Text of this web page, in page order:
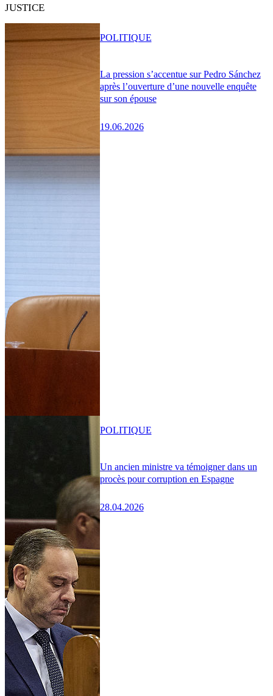
JUSTICE
La pression s’accentue sur Pedro Sánchez
après l’ouverture d’une nouvelle enquête
sur son épouse
19.06.2026
POLITIQUE
Un ancien ministre va témoigner dans un
procès pour corruption en Espagne
28.04.2026
POLITIQUE